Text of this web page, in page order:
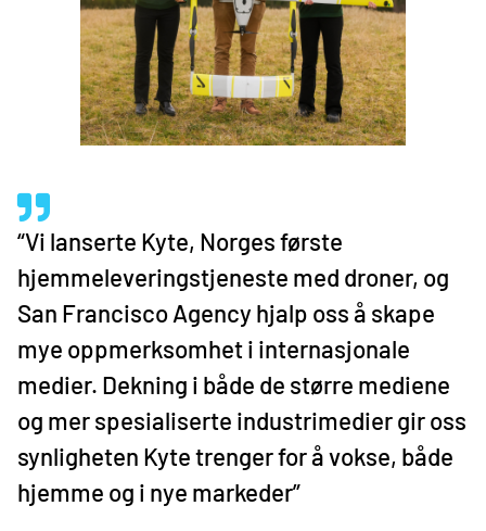
“Vi lanserte Kyte, Norges første
hjemmeleveringstjeneste med droner, og
San Francisco Agency hjalp oss å skape
mye oppmerksomhet i internasjonale
medier. Dekning i både de større mediene
og mer spesialiserte industrimedier gir oss
synligheten Kyte trenger for å vokse, både
hjemme og i nye markeder”